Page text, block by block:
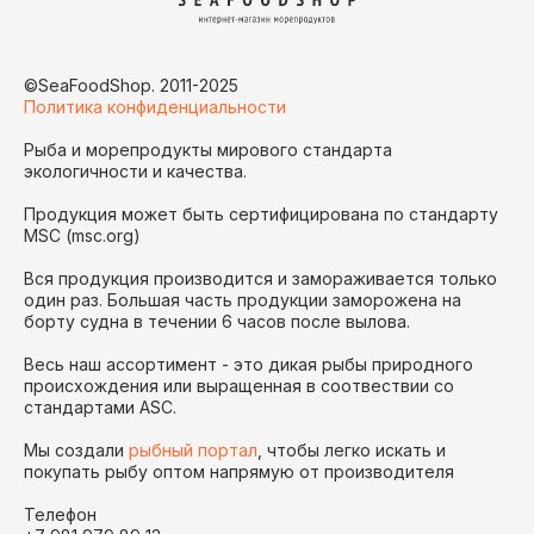
©SeaFoodShop. 2011-2025
Политика конфиденциальности
Рыба и морепродукты мирового стандарта
экологичности и качества.
Продукция может быть сертифицирована по стандарту
MSC (msc.org)
Вся продукция производится и замораживается только
один раз. Большая часть продукции заморожена на
борту судна в течении 6 часов после вылова.
Весь наш ассортимент - это дикая рыбы природного
происхождения или выращенная в соотвествии со
стандартами ASC.
Мы создали рыбный портал, чтобы легко искать и
покупать рыбу оптом напрямую от производителя
Телефон